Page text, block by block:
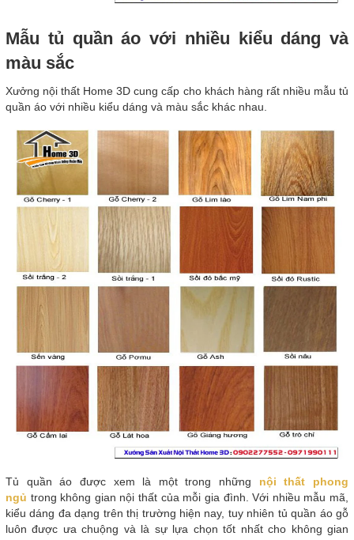
Mẫu tủ quần áo với nhiều kiểu dáng và
màu sắc
Xưởng nội thất Home 3D cung cấp cho khách hàng rất nhiều mẫu tủ
quần áo với nhiều kiểu dáng và màu sắc khác nhau.
Tủ quần áo được xem là một trong những nội thất phong
ngủ trong không gian nội thất của mỗi gia đình. Với nhiều mẫu mã,
kiểu dáng đa dạng trên thị trường hiện nay, tuy nhiên tủ quần áo gỗ
luôn được ưa chuộng và là sự lựa chọn tốt nhất cho không gian